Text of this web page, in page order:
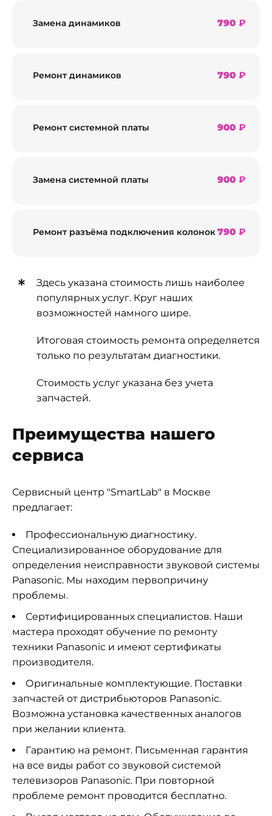
Замена динамиков 790 ₽
Ремонт динамиков 790 ₽
Ремонт системной платы 900 ₽
Замена системной платы 900 ₽
Ремонт разъёма подключения колонок790 ₽
Здесь указана стоимость лишь наиболее
популярных услуг. Круг наших
возможностей намного шире.
Итоговая стоимость ремонта определяется
только по результатам диагностики.
Стоимость услуг указана без учета
запчастей.
Преимущества нашего
сервиса
Сервисный центр "SmartLab" в Москве
предлагает:
Профессиональную диагностику.
Специализированное оборудование для
определения неисправности звуковой системы
Panasonic. Мы находим первопричину
проблемы.
Сертифицированных специалистов. Наши
мастера проходят обучение по ремонту
техники Panasonic и имеют сертификаты
производителя.
Оригинальные комплектующие. Поставки
запчастей от дистрибьюторов Panasonic.
Возможна установка качественных аналогов
при желании клиента.
Гарантию на ремонт. Письменная гарантия
на все виды работ со звуковой системой
телевизоров Panasonic. При повторной
проблеме ремонт проводится бесплатно.